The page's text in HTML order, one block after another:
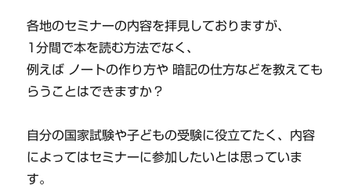
各地のセミナーの内容を拝見しておりますが、
1分間で本を読む方法でなく、
例えば ノートの作り方や 暗記の仕方などを教えても
らうことはできますか？
自分の国家試験や子どもの受験に役立てたく、内容
によってはセミナーに参加したいとは思っていま
す。